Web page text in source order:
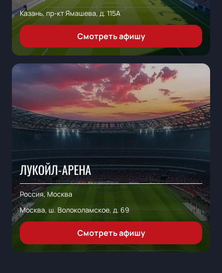
Казань, пр-кт Ямашева, д. 115А
Смотреть афишу
ЛУКОЙЛ-АРЕНА
Россия, Москва
Москва, ш. Волоколамское, д. 69
Смотреть афишу